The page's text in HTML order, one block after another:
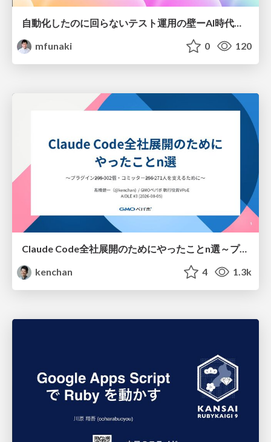
自動化したのに回らないテスト運用の壁ーAI時代の品質責任と生産性
mfunaki
0 120
Claude Code全社展開のためにやったことn選～プラグイン302個・コミッター271人を支えるために～
kenchan
4 1.3k